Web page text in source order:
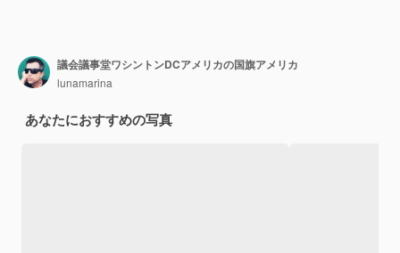
議会議事堂ワシントンDCアメリカの国旗アメリカ
lunamarina
あなたにおすすめの写真